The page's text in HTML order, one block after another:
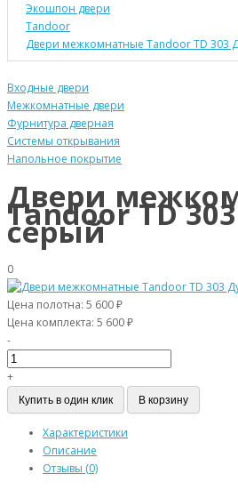
Экошпон двери
Tandoor
Двери межкомнатные Tandoor TD 303
Входные двери
Межкомнатные двери
Фурнитура дверная
Системы открывания
Напольное покрытие
Двери
Tandoor TD
серый
0
Цена полотна: 5 600 ₽
Цена комплекта: 5 600 ₽
-
+
Купить в один клик В корзину
Характеристики
Описание
Отзывы (0)